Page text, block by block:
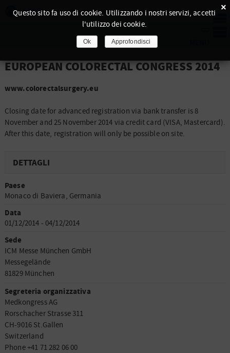
EUROPEAN COLORECTAL CONGRESS 2014
www.colorectalsurgery.eu
Closing date for advanced registration via bank transfer is 8
November and 25 November 2014 via credit card (VISA, Mastercard).
After this date, registration will only be possible on site.
DETTAGLI
Paese
Monaco di Baviera, Germania
Data
01/12/2014 - 04/12/2014
Sede
ICM Messe München GmbH
Messegelände
81829 München
Segreteria organizzativa
Medkongress AG
Rorschacher Strasse 311
CH-9016 St.Gallen
Switzerland
Phone +41 71 282 06 00
×
Questo sito fa uso di cookie. Utilizzando i nostri servizi, accetti
l'utilizzo dei cookie.
Ok Approfondisci